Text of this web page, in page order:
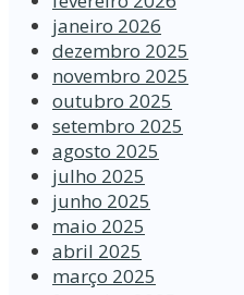
janeiro 2026
dezembro 2025
novembro 2025
outubro 2025
setembro 2025
agosto 2025
julho 2025
junho 2025
maio 2025
abril 2025
março 2025